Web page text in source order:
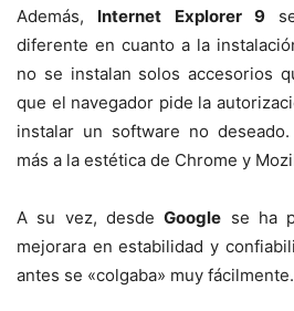
Además, Internet Explorer 9se
diferente en cuanto a la
no se instalan solos accesorios
que el navegador pide la
instalar un software no
más a la estética de Chrome y
A su vez, desdeGoogle se ha
mejorara en estabilidad y
antes se «colgaba» muy fácilmente.